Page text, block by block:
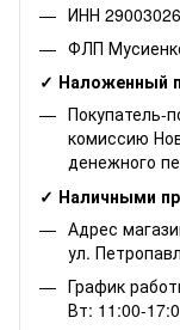
ИНН
ФЛП
✓ Наложенный
Покупатель-
комиссию
денежного
✓ Наличными
Адрес
ул.
График
Вт: 11:00-